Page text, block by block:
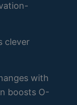
clever
witһ
boosts Ο-